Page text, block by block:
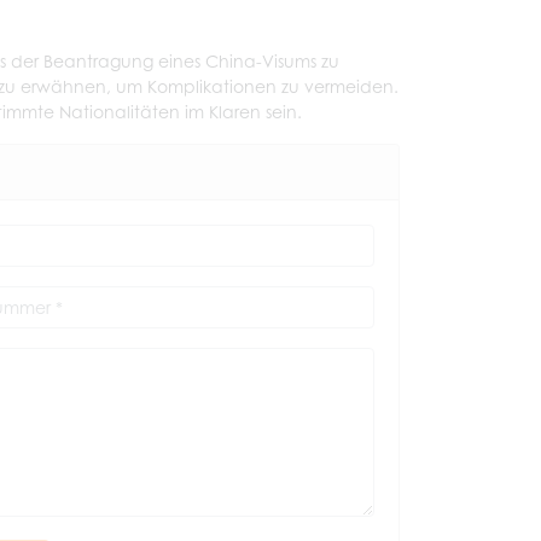
der Beantragung eines China-Visums zu
erwähnen, um Komplikationen zu vermeiden.
Nationalitäten im Klaren sein.